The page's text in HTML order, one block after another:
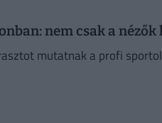
nem csak a nézők
mutatnak a profi